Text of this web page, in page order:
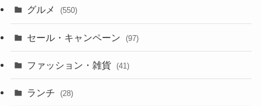
グルメ (550)
セール・キャンペーン (97)
ファッション・雑貨 (41)
ランチ (28)